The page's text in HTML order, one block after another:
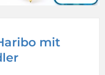
mit